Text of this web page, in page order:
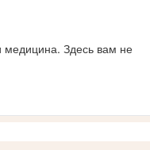
медицина. Здесь вам не